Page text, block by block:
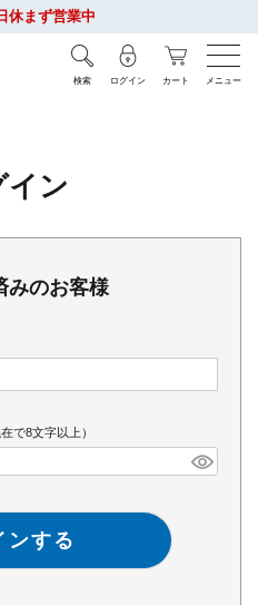
休まず営業中
検索 ログイン カート メニュー
イン
みのお客様
ンする